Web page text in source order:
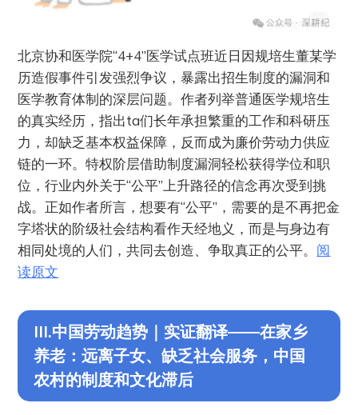
北京协和医学院“4+4”医学试点班近日因规培生董某学
历造假事件引发强烈争议，暴露出招生制度的漏洞和
医学教育体制的深层问题。作者列举普通医学规培生
的真实经历，指出ta们长年承担繁重的工作和科研压
力，却缺乏基本权益保障，反而成为廉价劳动力供应
链的一环。特权阶层借助制度漏洞轻松获得学位和职
位，行业内外关于“公平”上升路径的信念再次受到挑
战。正如作者所言，想要有“公平”，需要的是不再把金
字塔状的阶级社会结构看作天经地义，而是与身边有
相同处境的人们，共同去创造、争取真正的公平。 阅
读原文
III.中国劳动趋势｜实证翻译——在家乡
养老：远离子女、缺乏社会服务，中国
农村的制度和文化滞后